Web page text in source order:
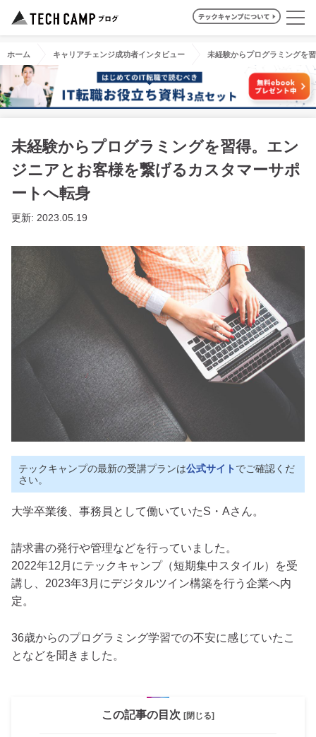
ホーム キャリアチェンジ成功者インタビュー 未経験からプログラミングを
未経験からプログラミングを習得。エン
ジニアとお客様を繋げるカスタマーサポ
ートへ転身
更新: 2023.05.19
テックキャンプの最新の受講プランは公式サイト でご確認くだ
さい。
大学卒業後、事務員として働いていたS・Aさん。
請求書の発行や管理などを行っていました。
2022年12月にテックキャンプ（短期集中スタイル）を受
講し、2023年3月にデジタルツイン構築を行う企業へ内
定。
36歳からのプログラミング学習での不安に感じていたこ
となどを聞きました。
この記事の目次 [閉じる]